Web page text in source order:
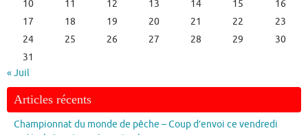
10
11 12 13 14 15
16
17
18 19 20 21 22
23
24
25 26 27 28 29
30
31
« Juil
Articles récents
Championnat du monde de pêche – Coup d’envoi ce vendredi